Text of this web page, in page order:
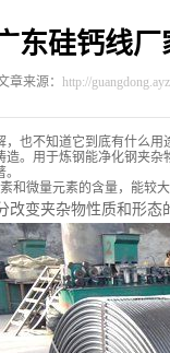
东硅钙线
章来源： http://
，也不知道它到底有什么用
。用于炼钢能净化钢夹
和微量元素的含量，能较
变夹杂物性质和形态